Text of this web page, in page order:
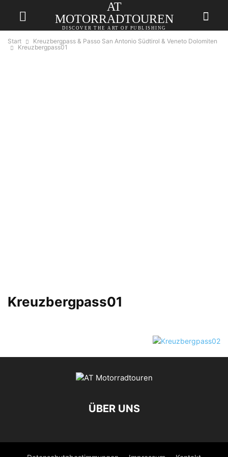
AT
MOTORRADTOUREN
DISCOVER THE ART OF PUBLISHING
Start
Kreuzbergpass & Passo San Antonio Südtirol & Veneto Dolomiten
Kreuzbergpass01
Kreuzbergpass01
ÜBER UNS